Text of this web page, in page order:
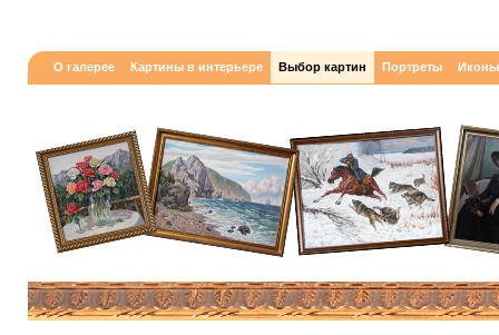
О галерее Картины в интерьере Выбор картин Портреты Иконы